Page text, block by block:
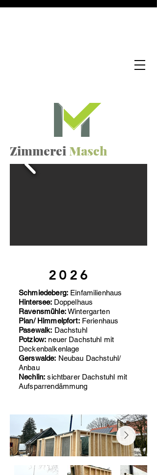
Zimmerei Masch
2026
Schmiedeberg:Einfamilienhaus
Hintersee: Doppelhaus
Ravensmühle:Wintergarten
Pian/ Himmelpfort:Ferienhaus
Pasewalk: Dachstuhl
Potzlow: neuer Dachstuhl mit
Deckenbalkenlage
Gerswalde: Neubau Dachstuhl/
Anbau
Nechlin: sichtbarer Dachstuhl mit
Aufsparrendämmung